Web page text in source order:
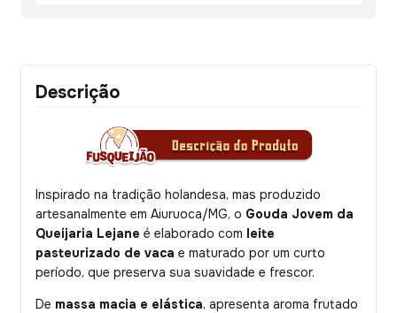
Descrição
Inspirado na tradição holandesa, mas produzido
artesanalmente em Aiuruoca/MG, o Gouda Jovem da
Queijaria Lejane é elaborado com leite
pasteurizado de vaca e maturado por um curto
período, que preserva sua suavidade e frescor.
De massa macia e elástica, apresenta aroma frutado